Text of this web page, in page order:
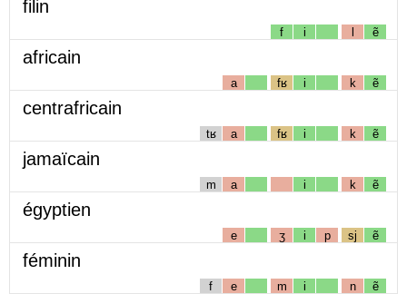
filin
f i l ẽ
africain
a fʁ i k ẽ
centrafricain
tʁ a fʁ i k ẽ
jamaïcain
m a i k ẽ
égyptien
e ʒ i p sj ẽ
féminin
f e m i n ẽ